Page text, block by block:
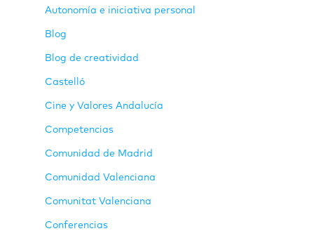
Autonomía e iniciativa personal
Blog
Blog de creatividad
Castelló
Cine y Valores Andalucía
Competencias
Comunidad de Madrid
Comunidad Valenciana
Comunitat Valenciana
Conferencias